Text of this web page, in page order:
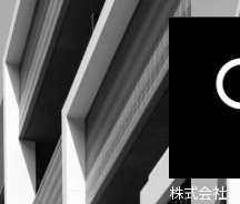
株式会社